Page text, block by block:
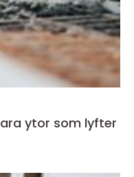
ytor som lyfter